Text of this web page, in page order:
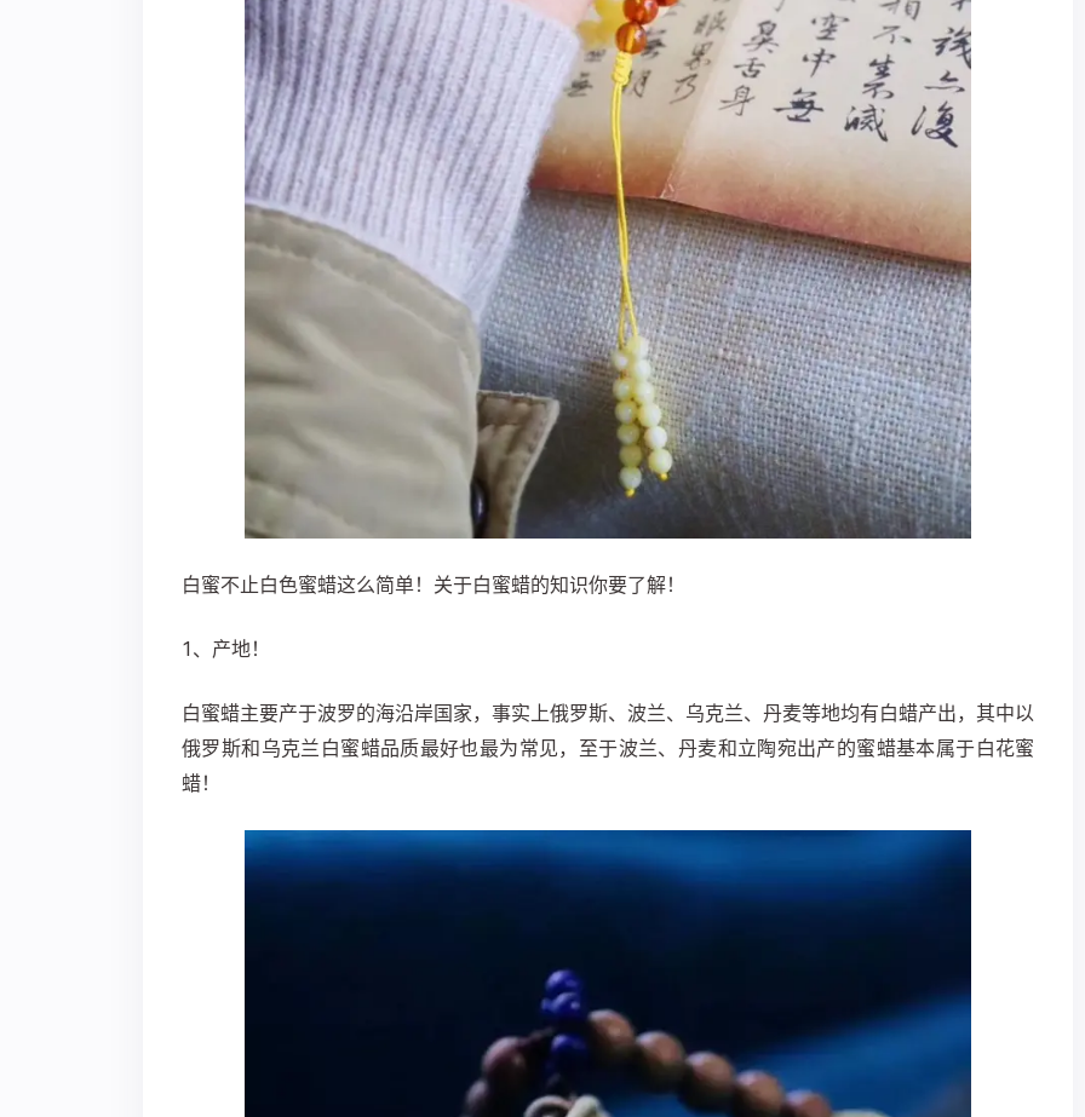
白蜜不止白色蜜蜡这么简单！关于白蜜蜡的知识你要了解！
1、产地！
白蜜蜡主要产于波罗的海沿岸国家，事实上俄罗斯、波兰、乌克兰、丹麦等地均有白蜡产出，其中以
俄罗斯和乌克兰白蜜蜡品质最好也最为常见，至于波兰、丹麦和立陶宛出产的蜜蜡基本属于白花蜜
蜡！